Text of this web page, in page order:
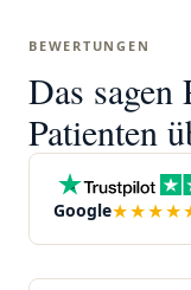
BEWERTUNGEN
Das sagen
Patienten
Google